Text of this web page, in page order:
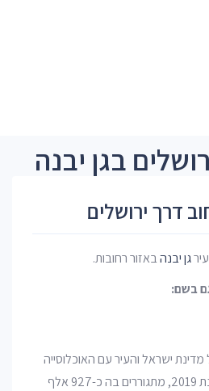
בגן יבנה
דרך ירושלים
גן יבנהבאזור רחובות.
בשם:
ישראל והעיר עם האוכלוסייה
הגדולה ביותר בה. נכון לשנת 2019, מתגוררים בה כ-927 אלף